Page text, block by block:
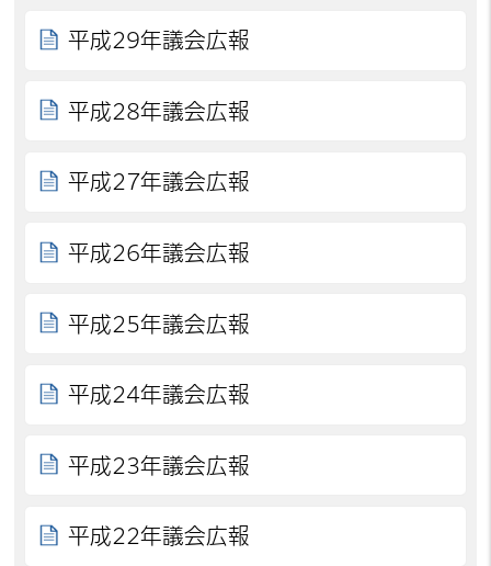
平成29年議会広報
平成28年議会広報
平成27年議会広報
平成26年議会広報
平成25年議会広報
平成24年議会広報
平成23年議会広報
平成22年議会広報